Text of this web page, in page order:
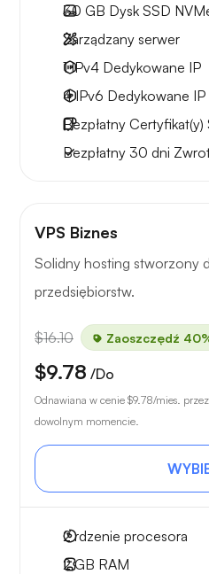
30 GB Dysk SSD
Zarządzany serwer
1 IPv4 Dedykowane IP
4 IPv6 Dedykowane IP
Bezpłatny Certyfikat(y)
Bezpłatny 30 dni
VPS Biznes
Solidny hosting stworzony
przedsiębiorstw.
$16.10 Zaoszczędź
$9.78 /Do
Odnawiana w cenie $9.78/mies.
dowolnym momencie.
2rdzenie procesora
2 GB RAM